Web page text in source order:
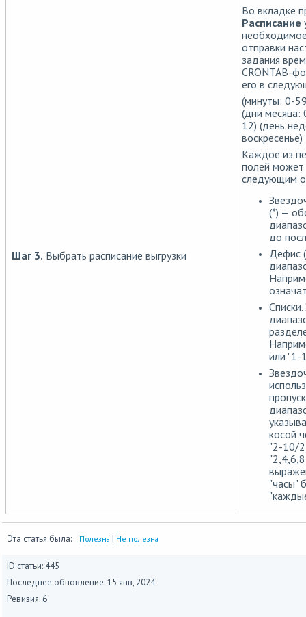
Шаг 3. Выбрать расписание выгрузки
Во вкладке
Расписание
отправки
задания
CRONTAB-
его в
(минуты: 0-
(дни месяца:
12) (день
воскресенье)
Каждое из
полей
следующим
(*) —
до
Дефис
или "1-
косой
"2-10/
"часы"
Эта статья была: Полезна | Не полезна
ID статьи: 445
Последнее обновление:15 янв, 2024
Ревизия: 6